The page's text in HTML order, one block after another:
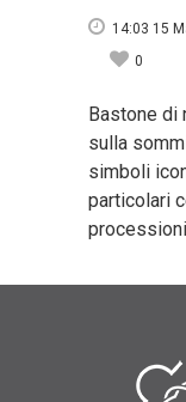
14:03 15
0
Bastone di
sulla
simboli
particolari